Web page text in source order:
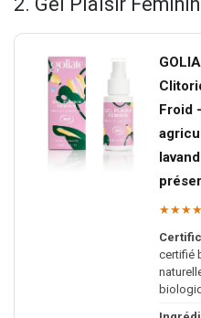
Froid
certifié